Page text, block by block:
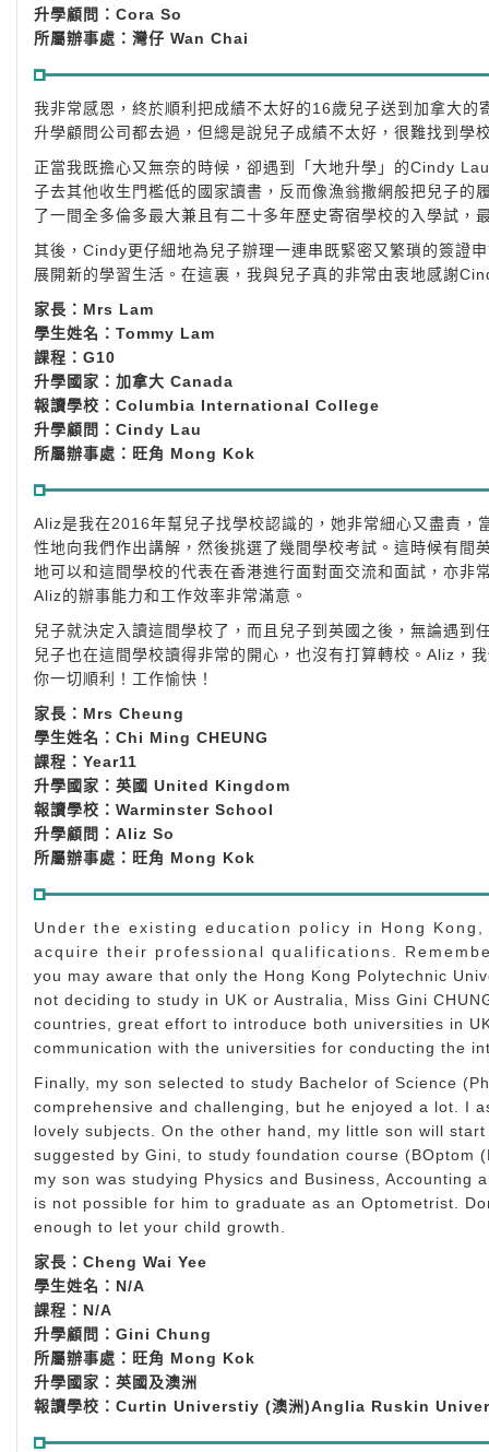
升學顧問：Cora So
所屬辦事處：灣仔 Wan Chai
我非常感恩，終於順利把成績不太好的16歲兒子送到加拿大
升學顧問公司都去過，但總是說兒子成績不太好，很難找到學
正當我既擔心又無奈的時候，卻遇到「大地升學」的Cindy
子去其他收生門檻低的國家讀書，反而像漁翁撒網般把兒子
了一間全多倫多最大兼且有二十多年歷史寄宿學校的入學試，
其後，Cindy更仔細地為兒子辦理一連串既緊密又繁瑣的簽證
展開新的學習生活。在這裏，我與兒子真的非常由衷地感謝
家長：Mrs Lam
學生姓名：Tommy Lam
課程：G10
升學國家：加拿大 Canada
報讀學校：Columbia International College
升學顧問：Cindy Lau
所屬辦事處：旺角 Mong Kok
Aliz是我在2016年幫兒子找學校認識的，她非常細心又盡責
性地向我們作出講解，然後挑選了幾間學校考試。這時候有
地可以和這間學校的代表在香港進行面對面交流和面試，亦
Aliz的辦事能力和工作效率非常滿意。
兒子就決定入讀這間學校了，而且兒子到英國之後，無論遇
兒子也在這間學校讀得非常的開心，也沒有打算轉校。Aliz，
你一切順利！工作愉快！
家長：Mrs Cheung
學生姓名：Chi Ming CHEUNG
課程：Year11
升學國家：英國 United Kingdom
報讀學校：Warminster School
升學顧問：Aliz So
所屬辦事處：旺角 Mong Kok
Under the existing education policy in Hong
acquire their professional qualifications.
you may aware that only the Hong Kong Polytechnic
not deciding to study in UK or Australia, Miss Gini
countries, great effort to introduce both universities in
communication with the universities for conducting the
Finally, my son selected to study Bachelor of Science
comprehensive and challenging, but he enjoyed a lot. I
lovely subjects. On the other hand, my little son will
suggested by Gini, to study foundation course (BOptom
my son was studying Physics and Business,
is not possible for him to graduate as an Optometrist.
enough to let your child growth.
家長：Cheng Wai Yee
學生姓名：N/A
課程：N/A
升學顧問：Gini Chung
所屬辦事處：旺角 Mong Kok
升學國家：英國及澳洲
報讀學校：Curtin Universtiy (澳洲)Anglia Ruskin